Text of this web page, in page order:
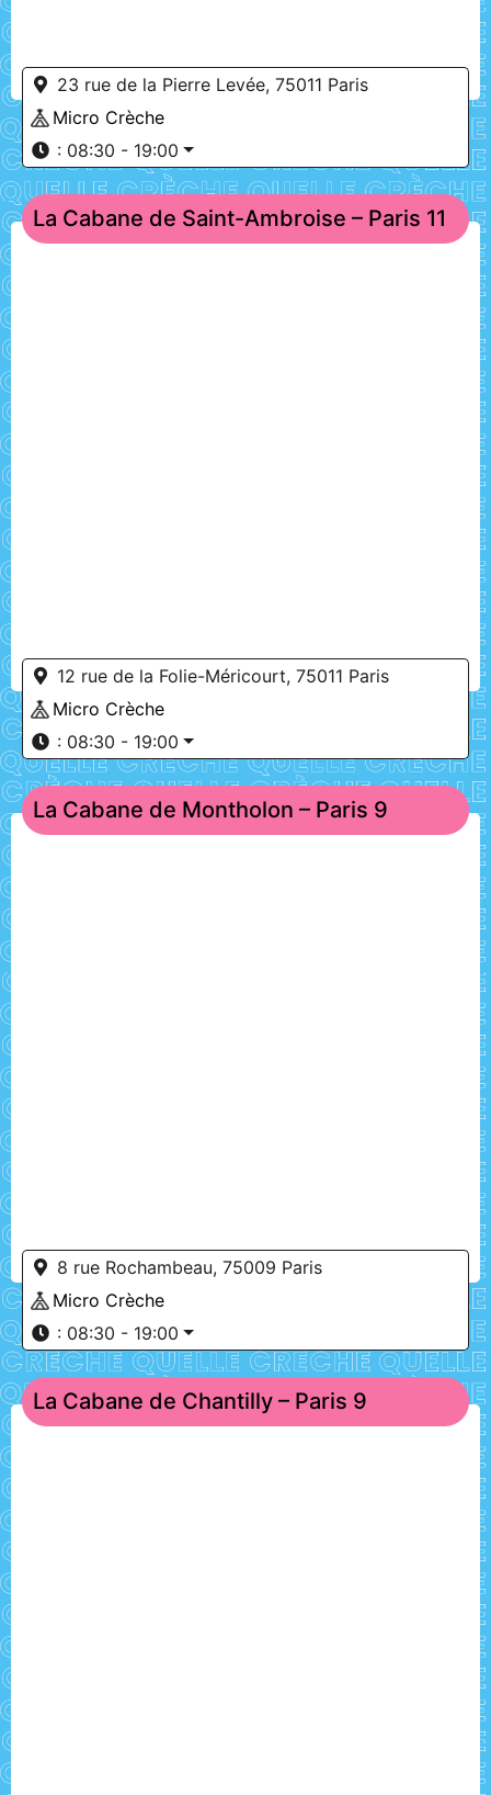
23 rue de la Pierre Levée, 75011 Paris
Micro Crèche
: 08:30 - 19:00
La Cabane de Saint-Ambroise – Paris 11
12 rue de la Folie-Méricourt, 75011 Paris
Micro Crèche
: 08:30 - 19:00
La Cabane de Montholon – Paris 9
8 rue Rochambeau, 75009 Paris
Micro Crèche
: 08:30 - 19:00
La Cabane de Chantilly – Paris 9